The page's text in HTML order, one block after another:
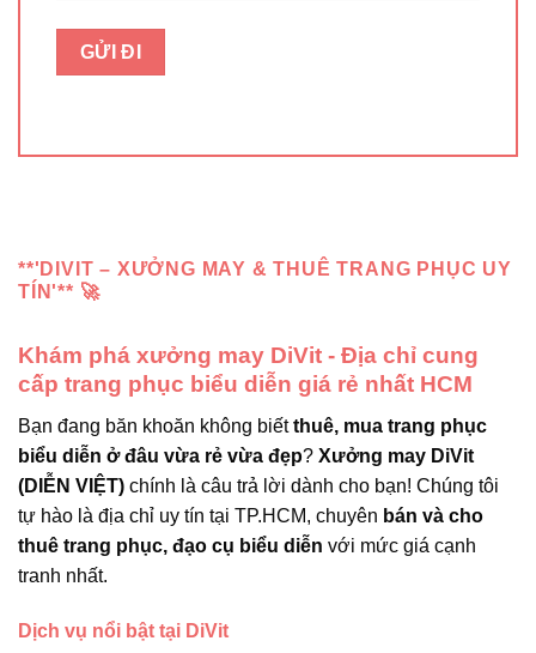
**'DIVIT – XƯỞNG MAY & THUÊ TRANG PHỤC UY
TÍN'** 🚀
Khám phá xưởng may DiVit - Địa chỉ cung
cấp trang phục biểu diễn giá rẻ nhất HCM
Bạn đang băn khoăn không biếtthuê, mua trang phục
biểu diễn ở đâu vừa rẻ vừa đẹp? Xưởng may DiVit
(DIỄN VIỆT) chính là câu trả lời dành cho bạn! Chúng tôi
tự hào là địa chỉ uy tín tại TP.HCM, chuyên bán và cho
thuê trang phục, đạo cụ biểu diễn với mức giá cạnh
tranh nhất.
Dịch vụ nổi bật tại DiVit